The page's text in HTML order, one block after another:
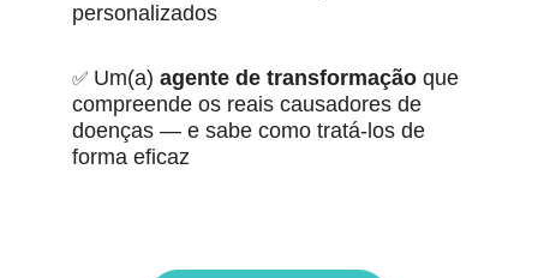
personalizados
✅ Um(a) agente de transformação que
compreende os reais causadores de
doenças — e sabe como tratá-los de
forma eficaz